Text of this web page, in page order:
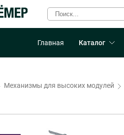
Главная Каталог
Механизмы для высоких модулей